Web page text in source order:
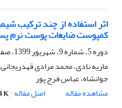
اثر استفاده از چند ترکیب
کمپوست ضایعات پوست نرم
دوره 5، شماره 9، شهریور 1399، صفحه
ماریه نادی، محمد مرادی
جوانشاه، عباس فرج پور
مشاهده مقاله
اصل مقاله K